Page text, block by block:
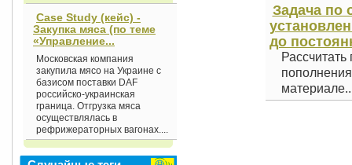
Case Study (кейс) -
Закупка мяса (по теме
«Управление...
Московская компания
закупила мясо на Украине с
базисом поставки DAF
российско-украинская
граница. Отгрузка мяса
осуществлялась в
рефрижераторных вагонах....
Задача по
до